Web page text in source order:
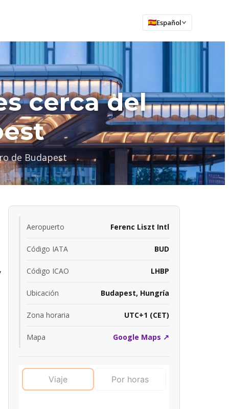
Español
cerca del
de Budapest
Aeropuerto Ferenc Liszt Intl
Código IATA BUD
Código ICAO LHBP
Ubicación Budapest, Hungría
Zona horaria UTC+1 (CET)
Mapa Google Maps ↗